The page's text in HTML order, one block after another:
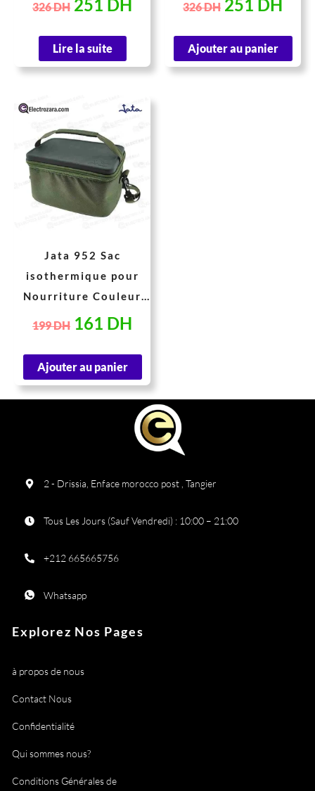
326DH 251 DH
Lire la suite
326DH 251 DH
Ajouter au panier
Jata 952 Sac
isothermique pour
Nourriture Couleur
Vert foncé
199DH
prix
initial
était :
199 DH.
161 DH
Le
161 DH.
Ajouter au panier
2 - Drissia, Enface morocco post , Tangier
Tous Les Jours (Sauf Vendredi) : 10:00 – 21:00
+212 665665756
Whatsapp
Explorez Nos Pages
à propos de nous
Contact Nous
Confidentialité
Qui sommes nous?
Conditions Générales de